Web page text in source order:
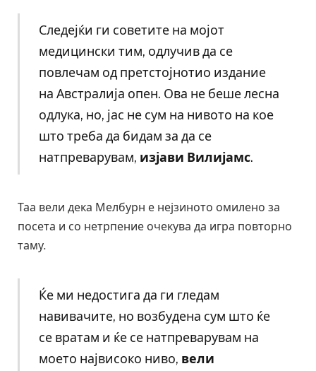
Следејќи ги советите на мојот
медицински тим, одлучив да се
повлечам од претстојнотио издание
на Австралија опен. Ова не беше лесна
одлука, но, јас не сум на нивото на кое
што треба да бидам за да се
натпреварувам, изјави Вилијамс.
Таа вели дека Мелбурн е нејзиното омилено за
посета и со нетрпение очекува да игра повторно
таму.
Ќе ми недостига да ги гледам
навивачите, но возбудена сум што ќе
се вратам и ќе се натпреварувам на
моето највисоко ниво, вели